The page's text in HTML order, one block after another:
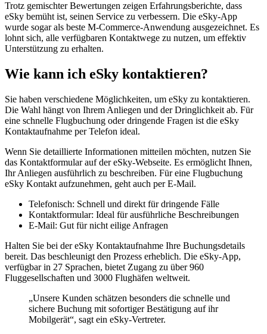
Trotz gemischter Bewertungen zeigen Erfahrungsberichte, dass
eSky bemüht ist, seinen Service zu verbessern. Die eSky-App
wurde sogar als beste M-Commerce-Anwendung ausgezeichnet. Es
lohnt sich, alle verfügbaren Kontaktwege zu nutzen, um effektiv
Unterstützung zu erhalten.
Wie kann ich eSky kontaktieren?
Sie haben verschiedene Möglichkeiten, um eSky zu kontaktieren.
Die Wahl hängt von Ihrem Anliegen und der Dringlichkeit ab. Für
eine schnelle Flugbuchung oder dringende Fragen ist die eSky
Kontaktaufnahme per Telefon ideal.
Wenn Sie detaillierte Informationen mitteilen möchten, nutzen Sie
das Kontaktformular auf der eSky-Webseite. Es ermöglicht Ihnen,
Ihr Anliegen ausführlich zu beschreiben. Für eine Flugbuchung
eSky Kontakt aufzunehmen, geht auch per E-Mail.
Telefonisch: Schnell und direkt für dringende Fälle
Kontaktformular: Ideal für ausführliche Beschreibungen
E-Mail: Gut für nicht eilige Anfragen
Halten Sie bei der eSky Kontaktaufnahme Ihre Buchungsdetails
bereit. Das beschleunigt den Prozess erheblich. Die eSky-App,
verfügbar in 27 Sprachen, bietet Zugang zu über 960
Fluggesellschaften und 3000 Flughäfen weltweit.
„Unsere Kunden schätzen besonders die schnelle und
sichere Buchung mit sofortiger Bestätigung auf ihr
Mobilgerät“, sagt ein eSky-Vertreter.